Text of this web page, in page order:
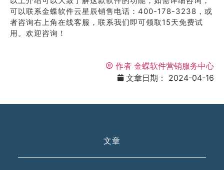
可以联系金蝶软件云星辰销售电话：400-178-3238，或
者咨询右上角在线客服，联系我们即可领取15天免费试
用。欢迎咨询！
作者 金蝶软件营销服务中心
文章日期：
2024-04-16
文章